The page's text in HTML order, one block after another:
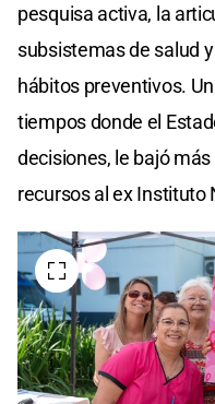
pesquisa activa, la
subsistemas de salud
hábitos preventivos.
tiempos donde el
decisiones, le bajó
recursos al ex Instituto